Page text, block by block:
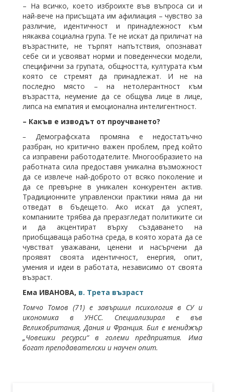
– На всичко, което изброихте във въпроса си и
най-вече на присъщата им афилиация – чувство за
различие, идентичност и принадлежност към
някаква социална група. Те не искат да приличат на
възрастните, не търпят напътствия, опознават
себе си и усвояват норми и поведенчески модели,
специфични за групата, общността, културата към
която се стремят да принадлежат. И не на
последно място – на нетолерантност към
възрастта, неумение да се общува лице в лице,
липса на емпатия и емоционална интелигентност.
– Какъв е изводът от проучването?
– Демографската промяна е недостатъчно
разбран, но критично важен проблем, пред който
са изправени работодателите. Многообразието на
работната сила предоставя уникална възможност
да се извлече най-доброто от всяко поколение и
да се превърне в уникален конкурентен актив.
Традиционните управленски практики няма да ни
отведат в бъдещето. Ако искат да успеят,
компаниите трябва да преразгледат политиките си
и да акцентират върху създаването на
приобщаваща работна среда, в която хората да се
чувстват уважавани, ценени и насърчени да
проявят своята идентичност, енергия, опит,
умения и идеи в работата, независимо от своята
възраст.
Ема ИВАНОВА, в. Трета възраст
Томчо Томов (71) е завършил психология в СУ и
икономика в УНСС. Специализирал е във
Великобритания, Дания и Франция. Бил е мениджър
„Човешки ресурси“ в големи предприятия. Има
богат преподавателски и научен опит.